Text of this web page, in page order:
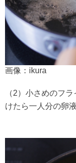
画像：ikura
（2）小さめのフ
けたら一人分の卵